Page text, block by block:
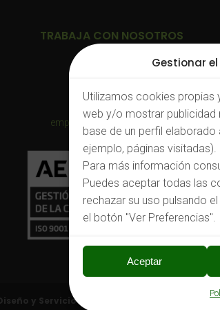
Gestionar
Utilizamos cookies propias
web y/o mostrar publicidad
base de un perfil
ejemplo, páginas visitadas).
Para más información
Puedes aceptar todas las
rechazar su uso pulsando
el botón "Ver Preferencias".
Aceptar
TRABAJA CON NOSOTROS
empleo@aspronabierzo.org
y Servicio Web by